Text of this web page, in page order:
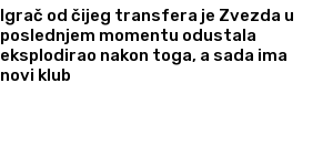
Igrač od čijeg transfera je Zvezda u
poslednjem momentu odustala
eksplodirao nakon toga, a sada ima
novi klub